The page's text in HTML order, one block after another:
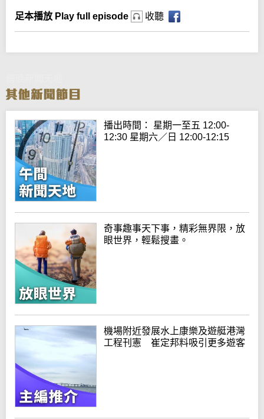
足本播放 Play full episode 收聽
播出時間： 星期一至五 12:00-
12:30 星期六／日 12:00-12:15
奇事趣事天下事，精彩無界限，放
眼世界，輕鬆搜畫。
機場附近發展水上康樂及遊艇港灣
工程刊憲 崔定邦料吸引更多遊客